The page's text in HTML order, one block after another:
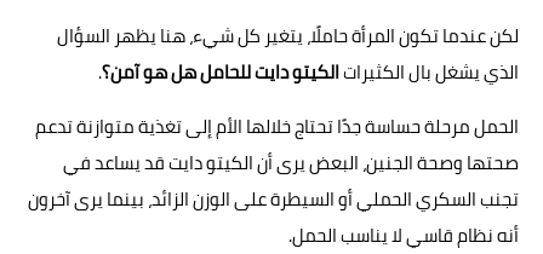
لكن عندما تكون المرأة حاملًا، يتغير كل شيء، هنا يظهر السؤال
الذي يشغل بال الكثيراتالكيتو دايت للحامل هل هو آمن؟.
الحمل مرحلة حساسة جدًا تحتاج خلالها الأم إلى تغذية متوازنة تدعم
صحتها وصحة الجنين، البعض يرى أن الكيتو دايت قد يساعد في
تجنب السكري الحملي أو السيطرة على الوزن الزائد، بينما يرى آخرون
أنه نظام قاسي لا يناسب الحمل.